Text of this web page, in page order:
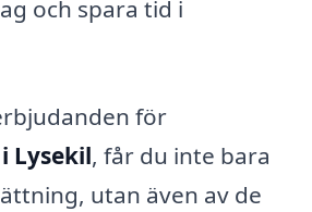
och spara tid i
för
Lysekil, får du inte bara
utan även av de